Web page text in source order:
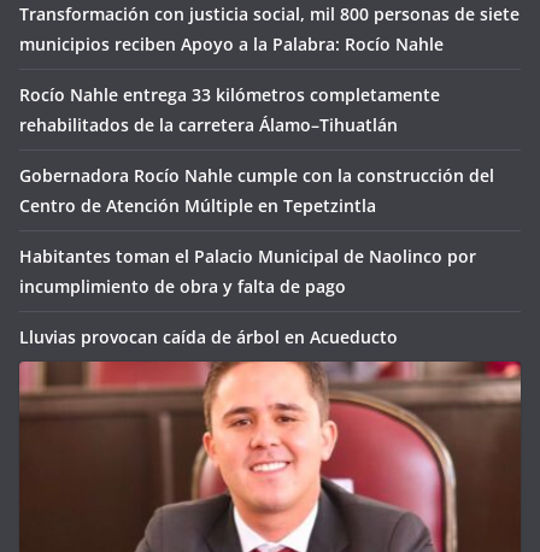
Transformación con justicia social, mil 800 personas de siete
municipios reciben Apoyo a la Palabra: Rocío Nahle
Rocío Nahle entrega 33 kilómetros completamente
rehabilitados de la carretera Álamo–Tihuatlán
Gobernadora Rocío Nahle cumple con la construcción del
Centro de Atención Múltiple en Tepetzintla
Habitantes toman el Palacio Municipal de Naolinco por
incumplimiento de obra y falta de pago
Lluvias provocan caída de árbol en Acueducto